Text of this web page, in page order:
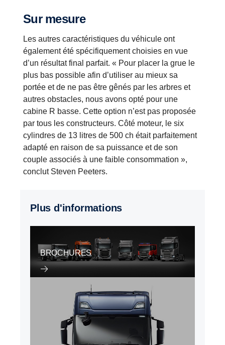
Sur mesure
Les autres caractéristiques du véhicule ont
également été spécifiquement choisies en vue
d’un résultat final parfait. « Pour placer la grue le
plus bas possible afin d’utiliser au mieux sa
portée et de ne pas être gênés par les arbres et
autres obstacles, nous avons opté pour une
cabine R basse. Cette option n’est pas proposée
par tous les constructeurs. Côté moteur, le six
cylindres de 13 litres de 500 ch était parfaitement
adapté en raison de sa puissance et de son
couple associés à une faible consommation »,
conclut Steven Peeters.
Plus d'informations
BROCHURES